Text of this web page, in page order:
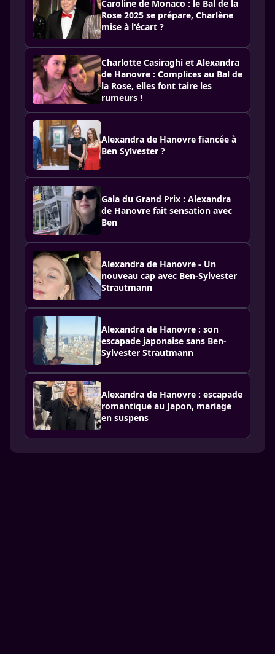
Caroline de Monaco : le Bal de la
Rose 2025 se prépare, Charlène
mise à l'écart ?
Charlotte Casiraghi et Alexandra
de Hanovre : Complices au Bal de
la Rose, elles font taire les
rumeurs !
Alexandra de Hanovre fiancée à
Ben Sylvester ?
Gala du Grand Prix : Alexandra
de Hanovre fait sensation avec
Ben
Alexandra de Hanovre - Un
nouveau cap avec Ben-Sylvester
Strautmann
Alexandra de Hanovre : son
escapade japonaise sans Ben-
Sylvester Strautmann
Alexandra de Hanovre : escapade
romantique au Japon, mariage
en suspens